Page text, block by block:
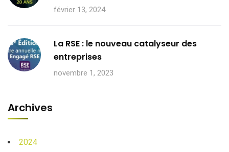
février 13, 2024
La RSE : le nouveau catalyseur des
entreprises
novembre 1, 2023
Archives
2024